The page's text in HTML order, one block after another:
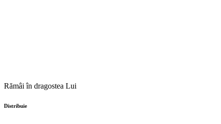
Rămâi în dragostea Lui
Distribuie